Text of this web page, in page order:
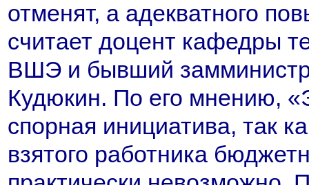
отменят, а адекватного
считает доцент кафедры
ВШЭ и бывший
Кудюкин. По его мнению,
спорная инициатива, так
взятого работника